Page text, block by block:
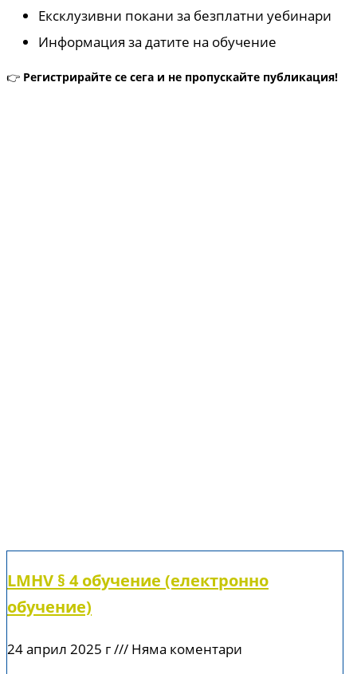
Ексклузивни покани за безплатни уебинари
Информация за датите на обучение
👉 Регистрирайте се сега и не пропускайте публикация!
LMHV § 4 обучение (електронно
обучение)
24 април 2025 г Няма коментари